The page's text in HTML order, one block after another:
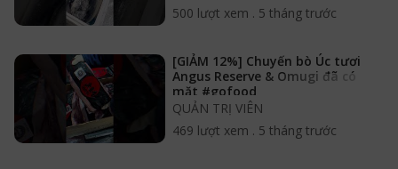
500 lượt xem . 5 tháng trước
[GIẢM 12%] Chuyến bò Úc tươi
Angus Reserve & Omugi đã có
mặt #gofood
#thucphamnhapkhau #bouctuoi
QUẢN TRỊ VIÊN
469 lượt xem . 5 tháng trước